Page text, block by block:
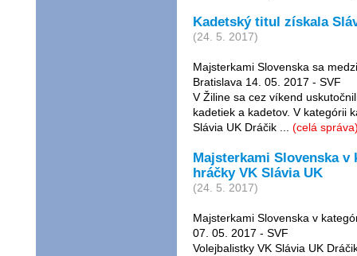
Kadetský titul získala
(24. 5. 2017)
Majsterkami Slovenska sa
Bratislava 14. 05. 2017 - SVF
V Žiline sa cez víkend
kadetiek a kadetov. V kategórii
Slávia UK Dráčik ... (celá
Majsterkami Slovenska
hráčky VK Slávia UK
(24. 5. 2017)
Majsterkami Slovenska v
07. 05. 2017 - SVF
Volejbalistky VK Slávia UK